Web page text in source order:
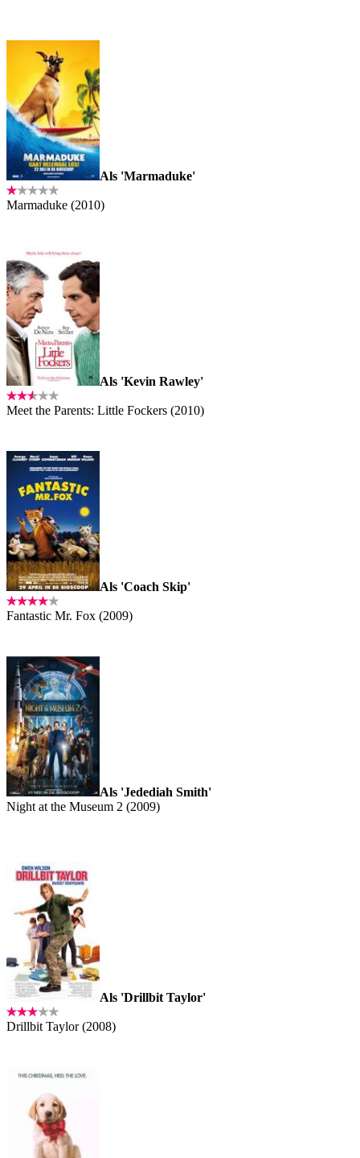
Als 'Marmaduke'
Marmaduke (2010)
Als 'Kevin Rawley'
Meet the Parents: Little Fockers (2010)
Als 'Coach Skip'
Fantastic Mr. Fox (2009)
Als 'Jedediah Smith'
Night at the Museum 2 (2009)
Als 'Drillbit Taylor'
Drillbit Taylor (2008)